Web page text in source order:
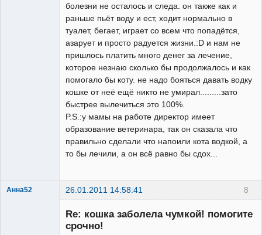
болезни не осталось и следа. он также как и
раньше пьёт воду и ест, ходит нормально в
туалет, бегает, играет со всем что попадётся,
азарует и просто радуется жизни.:D и нам не
пришлось платить много денег за лечение,
которое незнаю сколько бы продолжалось и как
помогало бы коту. не надо бояться давать водку
кошке от неё ещё никто не умирал.........зато
быстрее вылечиться это 100%.
P.S.:у мамы на работе директор имеет
образование ветеринара, так он сказала что
правильно сделали что напоили кота водкой, а
то бы лечили, а он всё равно бы сдох...
8
Анна52 26.01.2011 14:58:41
Зарегистрированный
Re: кошка заболела чумкой! помогите
срочно!